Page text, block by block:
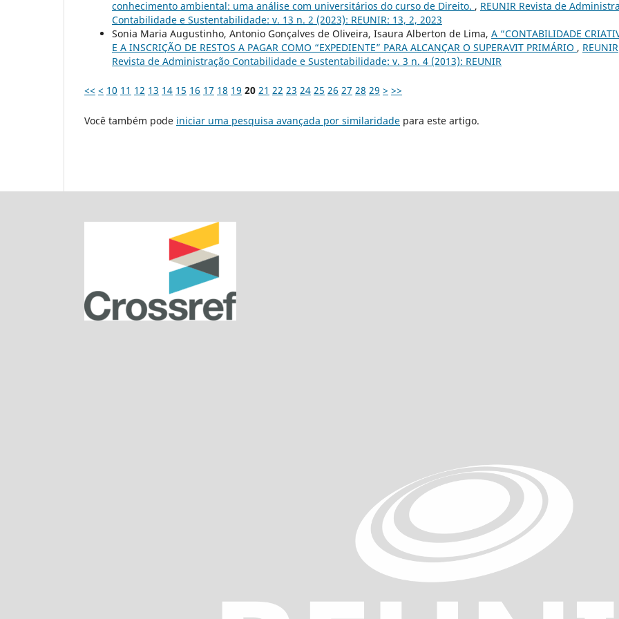
conhecimento ambiental: uma análise com universitários do curso de Direito. , REUNIR Revista de
Contabilidade e Sustentabilidade: v. 13 n. 2 (2023): REUNIR: 13, 2, 2023
Sonia Maria Augustinho, Antonio Gonçalves de Oliveira, Isaura Alberton de Lima, A “CONTABILIDADE
E A INSCRIÇÃO DE RESTOS A PAGAR COMO “EXPEDIENTE” PARA ALCANÇAR O SUPERAVIT PRIMÁRIO , REUNIR
Revista de Administração Contabilidade e Sustentabilidade: v. 3 n. 4 (2013): REUNIR
<< < 10 11 12 13 14 15 16 17 18 19 20 21 22 23 24 25 26 27 28 29 > >>
Você também pode iniciar uma pesquisa avançada por similaridade para este artigo.